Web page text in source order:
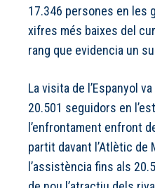
17.346 persones en les
xifres més baixes del
rang que evidencia un
La visita de l’Espanyol
20.501 seguidors en
l’enfrontament enfront
partit davant l’Atlètic de
l’assistència fins als